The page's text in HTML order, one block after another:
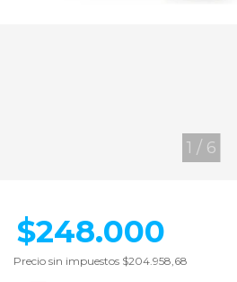
1 / 6
$248.000
Precio sin impuestos $204.958,68